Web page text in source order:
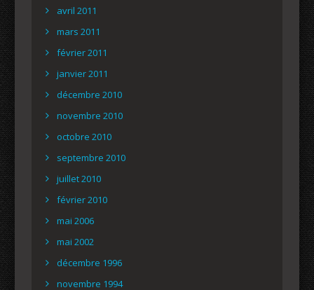
avril 2011
mars 2011
février 2011
janvier 2011
décembre 2010
novembre 2010
octobre 2010
septembre 2010
juillet 2010
février 2010
mai 2006
mai 2002
décembre 1996
novembre 1994